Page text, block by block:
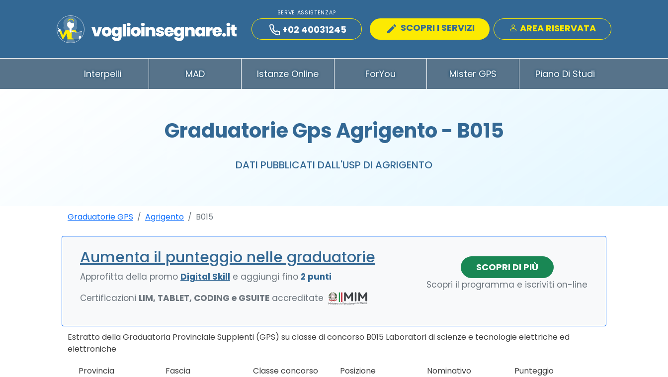
SERVE ASSISTENZA?
+02 40031245 SCOPRI I SERVIZI AREA RISERVATA
Interpelli MAD Istanze Online ForYou Mister GPS Piano Di Studi
Graduatorie Gps Agrigento - B015
DATI PUBBLICATI DALL'USP DI AGRIGENTO
Graduatorie GPS Agrigento B015
Aumenta il punteggio nelle graduatorie
Approfitta della promo Digital Skill e aggiungi fino 2 punti
Certificazioni LIM, TABLET, CODING e GSUITE accreditate
SCOPRI DI PIÙ
Scopri il programma e iscriviti on-line
Estratto della Graduatoria Provinciale Supplenti (GPS) su classe di concorso B015 Laboratori di scienze e tecnologie elettriche ed
elettroniche
Provincia
Fascia Classe concorso Posizione Nominativo
Punteggio